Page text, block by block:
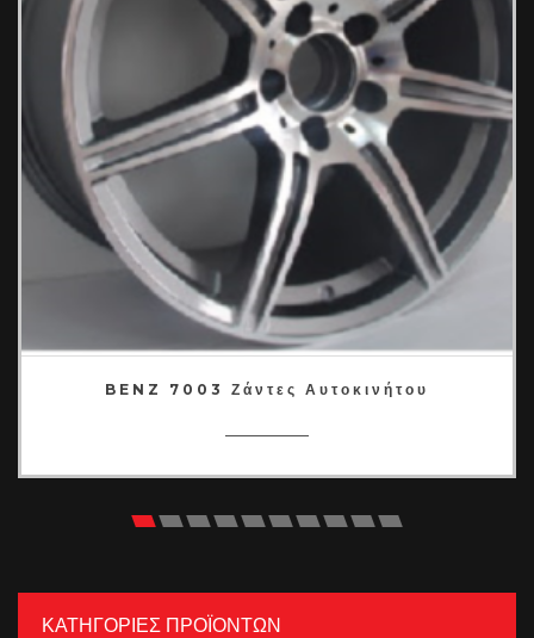
BENZ 7003 Ζάντες Αυτοκινήτου
ΚΑΤΗΓΟΡΙΕΣ ΠΡΟΪΟΝΤΩΝ